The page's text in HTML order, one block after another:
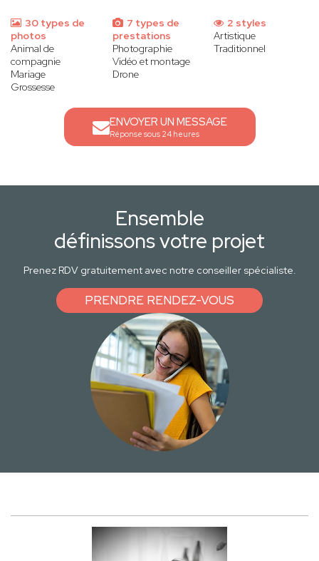
30 types de
photos
Animal de
compagnie
Mariage
Grossesse
7 types de
prestations
Photographie
Vidéo et montage
Drone
2 styles
Artistique
Traditionnel
ENVOYER UN MESSAGE
Réponse sous 24 heures
Ensemble
définissons votre projet
Prenez RDV gratuitement avec notre conseiller spécialiste.
PRENDRE RENDEZ-VOUS